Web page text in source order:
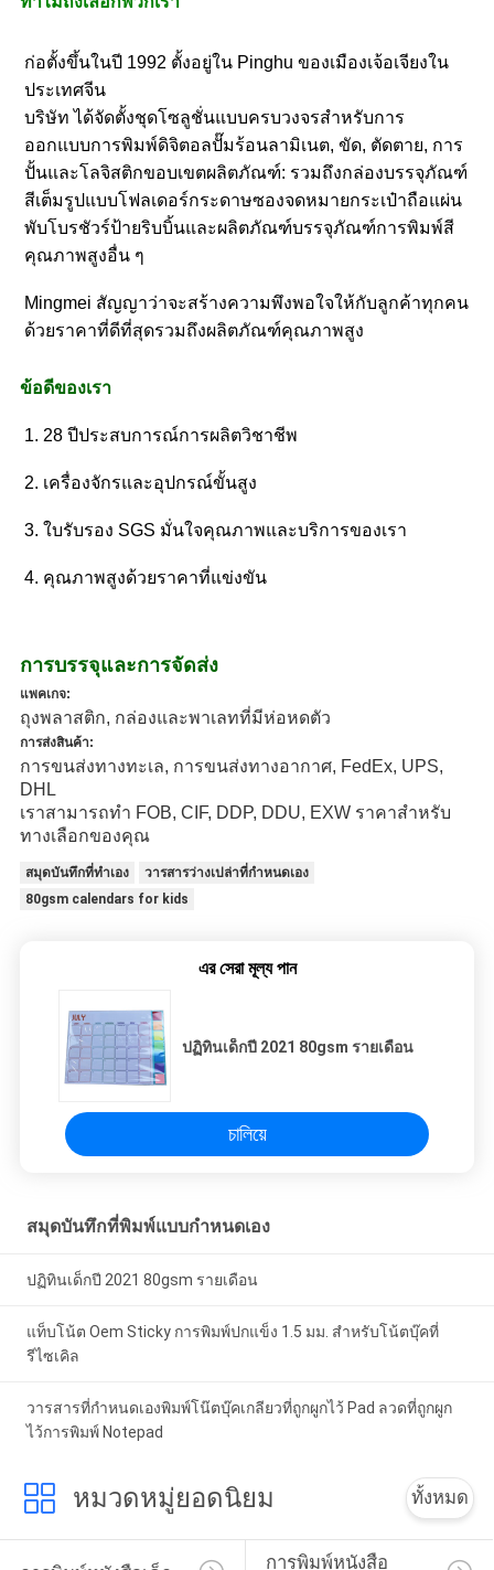
ก่อตั้งขึ้นในปี 1992 ตั้งอยู่ใน Pinghu ของเมืองเจ้อเจียงใน
ประเทศจีน
บริษัท ได้จัดตั้งชุดโซลูชั่นแบบครบวงจรสำหรับการ
ออกแบบการพิมพ์ดิจิตอลปั๊มร้อนลามิเนต, ขัด, ตัดตาย, การ
ปั้นและโลจิสติกขอบเขตผลิตภัณฑ์: รวมถึงกล่องบรรจุภัณฑ์
สีเต็มรูปแบบโฟลเดอร์กระดาษซองจดหมายกระเป๋าถือแผ่น
พับโบรชัวร์ป้ายริบบิ้นและผลิตภัณฑ์บรรจุภัณฑ์การพิมพ์สี
คุณภาพสูงอื่น ๆ
Mingmei สัญญาว่าจะสร้างความพึงพอใจให้กับลูกค้าทุกคน
ด้วยราคาที่ดีที่สุดรวมถึงผลิตภัณฑ์คุณภาพสูง
ข้อดีของเรา
1. 28 ปีประสบการณ์การผลิตวิชาชีพ
2. เครื่องจักรและอุปกรณ์ขั้นสูง
3. ใบรับรอง SGS มั่นใจคุณภาพและบริการของเรา
4. คุณภาพสูงด้วยราคาที่แข่งขัน
การบรรจุและการจัดส่ง
แพคเกจ:
ถุงพลาสติก, กล่องและพาเลทที่มีห่อหดตัว
การส่งสินค้า:
การขนส่งทางทะเล, การขนส่งทางอากาศ, FedEx, UPS,
DHL
เราสามารถทำ FOB, CIF, DDP, DDU, EXW ราคาสำหรับ
ทางเลือกของคุณ
สมุดบันทึกที่ทำเอง
วารสารว่างเปล่าที่กำหนดเอง
80gsm calendars for kids
এর সেরা মূল্য পান
ปฏิทินเด็กปี 2021 80gsm รายเดือน
চালিয়ে
สมุดบันทึกที่พิมพ์แบบกำหนดเอง
ปฏิทินเด็กปี 2021 80gsm รายเดือน
แท็บโน้ต Oem Sticky การพิมพ์ปกแข็ง 1.5 มม. สำหรับโน้ตบุ๊คที่
รีไซเคิล
วารสารที่กำหนดเองพิมพ์โน๊ตบุ๊คเกลียวที่ถูกผูกไว้ Pad ลวดที่ถูกผูก
ไว้การพิมพ์ Notepad
หมวดหมู่ยอดนิยม ทั้งหมด
การพิมพ์หนังสือ